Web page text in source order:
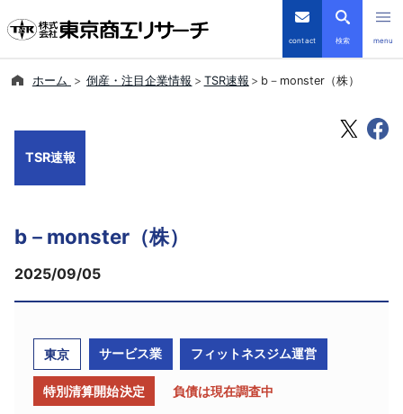
contact 検索 menu
優良企業サイト
導入事例
ホーム 倒産・注目企業情報 TSR速報 b－monster（株）
TSR速報
b－monster（株）
2025/09/05
東京 サービス業 フィットネスジム運営
特別清算開始決定 負債は現在調査中